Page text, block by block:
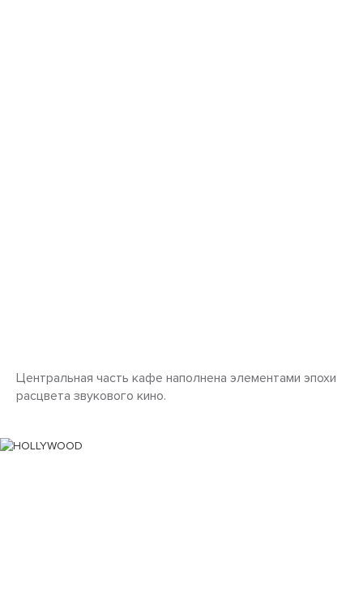
Центральная часть кафе наполнена элементами эпохи
расцвета звукового кино.